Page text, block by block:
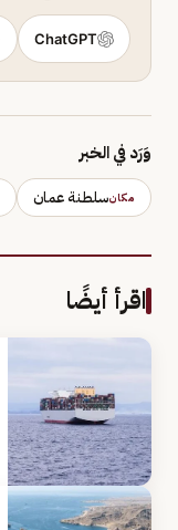
ChatGPT
وَرَد في الخبر
مكانسلطنة عمان
اقرأ أيضًا